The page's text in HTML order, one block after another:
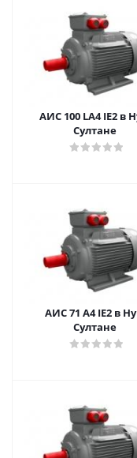
АИС 100 LA4 IE2 в
Султане
АИС 71 А4 IE2 в
Султане